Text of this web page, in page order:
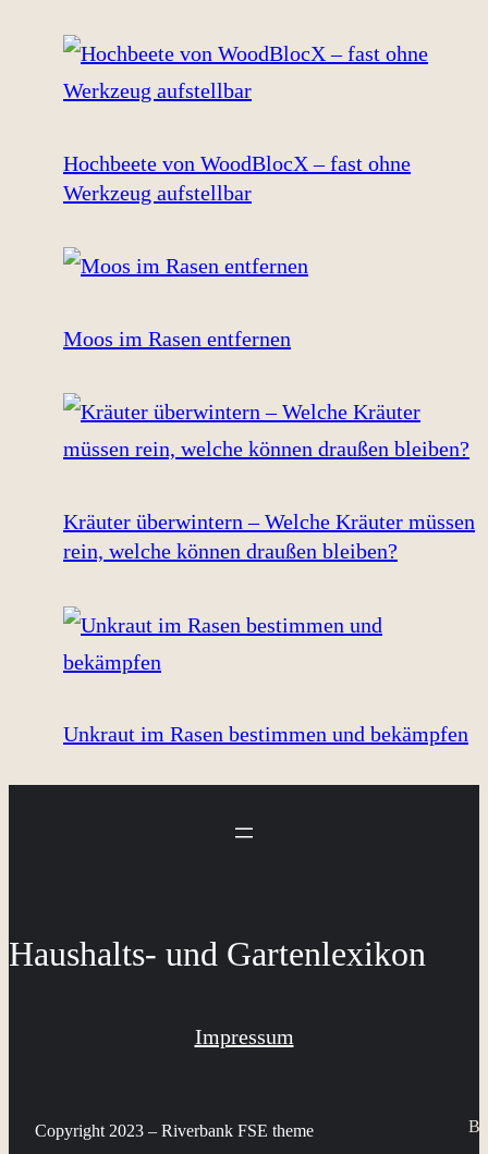
Hochbeete von WoodBlocX – fast ohne
Werkzeug aufstellbar
Moos im Rasen entfernen
Kräuter überwintern – Welche Kräuter müssen
rein, welche können draußen bleiben?
Unkraut im Rasen bestimmen und bekämpfen
Haushalts- und Gartenlexikon
Impressum
Copyright 2023 – Riverbank FSE theme